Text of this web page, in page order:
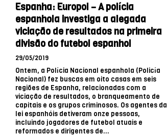
Espanha: Europol – A polícia
espanhola investiga a alegada
viciação de resultados na primeira
divisão do futebol espanhol
29/05/2019
Ontem, a Polícia Nacional espanhola (Policía
Nacional) fez buscas em oito casas em seis
regiões de Espanha, relacionadas com a
viciação de resultados, o branqueamento de
capitais e os grupos criminosos. Os agentes da
lei espanhóis detiveram onze pessoas,
incluindo jogadores de futebol atuais e
reformados e dirigentes de...